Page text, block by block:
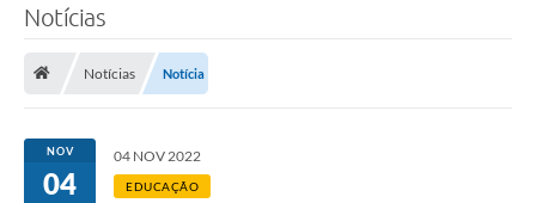
Notícias
Notícias Notícia
NOV
04
04 NOV 2022
EDUCAÇÃO